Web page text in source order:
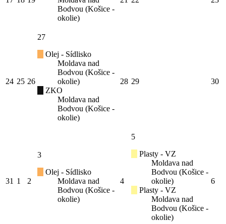
Bodvou (Košice -
okolie)
24 25 26
27
Olej - Sídlisko
Moldava nad
Bodvou (Košice -
okolie)
ZKO
Moldava nad
Bodvou (Košice -
okolie)
28 29 30
31 1 2
3
Olej - Sídlisko
Moldava nad
Bodvou (Košice -
okolie)
4
5
Plasty - VZ
Moldava nad
Bodvou (Košice -
okolie)
Plasty - VZ
Moldava nad
Bodvou (Košice -
okolie)
6